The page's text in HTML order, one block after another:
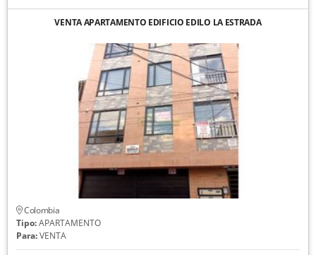
VENTA APARTAMENTO EDIFICIO EDILO LA ESTRADA
Colombia
Tipo:APARTAMENTO
Para:VENTA